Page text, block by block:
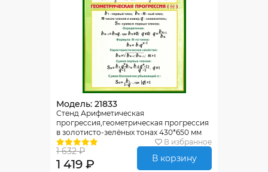
Модель: 21833
Стенд Арифметическая
прогрессия,геометрическая прогрессия
в золотисто-зелёных тонах 430*650 мм
В избранное
1 632 ₽
1 419 ₽ В корзину